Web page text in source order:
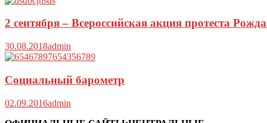
2 сентября – Всероссийская акция протеста
30.08.2018admin
Социальный барометр
02.09.2016admin